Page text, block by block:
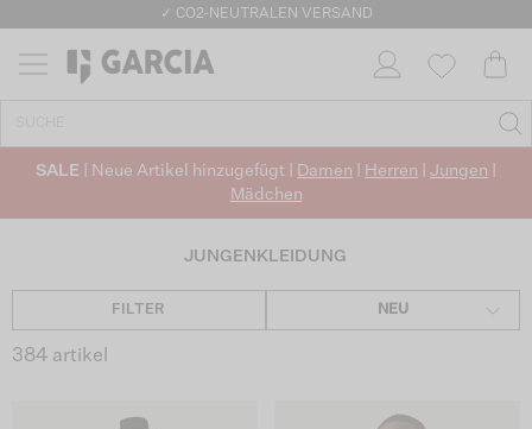
✓ CO2-NEUTRALEN VERSAND
SALE | Neue Artikel hinzugefügt | Damen Herren Jungen
Mädchen
JUNGENKLEIDUNG
FILTER NEU
384 artikel